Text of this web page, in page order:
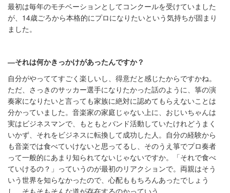
最初は毎年のモチベーションとしてコンクールを受けていました
が、14歳ごろから本格的にプロになりたいという気持ちが固まり
ました。
―それは何かきっかけがあったんですか？
自分がやっててすごく楽しいし、得意だと感じたからですかね。
ただ、さっきのサッカー選手になりたかった話のように、箏の演
奏家になりたいと言っても家族に絶対に認めてもらえないことは
分かっていました。音楽家の家庭じゃない上に、おじいちゃんは
実はビジネスマンで、もともとバンド活動していたけれどうまく
いかず、それをビジネスに転換して成功した人。自分の経験から
も音楽では食べていけないと思ってるし、そのうえ箏でプロ奏者
って一般的にあまり知られてないじゃないですか。「それで食べ
ていけるの？」っていうのが最初のリアクションで。両親はそう
いう世界を知らなかったので、心配ももちろんあったでしょう
し、そもそもそんな道が存在するのかっていう。